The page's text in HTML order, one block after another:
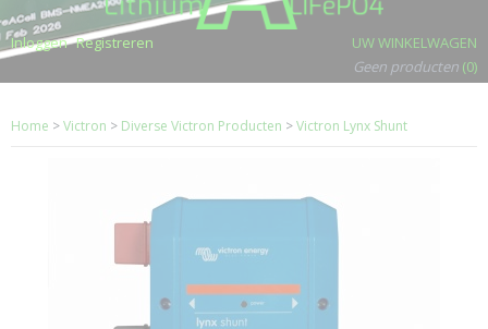
Inloggen Registreren
UW WINKELWAGEN
Geen producten (0)
Home >Victron > Diverse Victron Producten >Victron Lynx Shunt